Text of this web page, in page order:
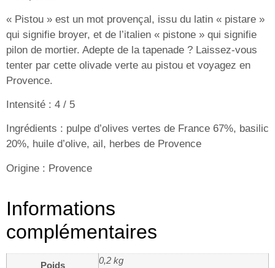
« Pistou » est un mot provençal, issu du latin « pistare »
qui signifie broyer, et de l’italien « pistone » qui signifie
pilon de mortier. Adepte de la tapenade ? Laissez-vous
tenter par cette olivade verte au pistou et voyagez en
Provence.
Intensité : 4 / 5
Ingrédients : pulpe d’olives vertes de France 67%, basilic
20%, huile d’olive, ail, herbes de Provence
Origine : Provence
Informations
complémentaires
Poids 0,2 kg